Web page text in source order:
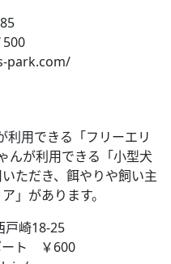
park.com/
利用できる「フリーエリ
んが利用できる「小型犬
ただき、餌やりや飼い主
」があります。
戸崎18-25
ト ￥600